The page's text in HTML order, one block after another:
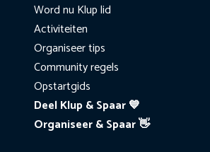
Word nu Klup lid
Activiteiten
Organiseer tips
Community regels
Opstartgids
Deel Klup & Spaar 💙
Organiseer & Spaar 👋